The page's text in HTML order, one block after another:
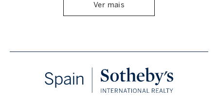
Ver mais